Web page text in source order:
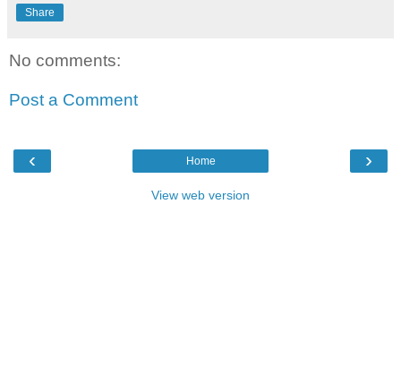
Share
No comments:
Post a Comment
‹ ›
Home
View web version